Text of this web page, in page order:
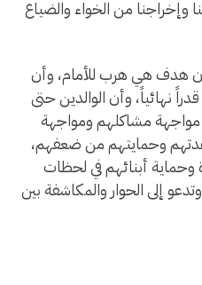
وإخراجنا من الخواء والضياع
هدف هي هرب للأمام، وأن
نهائياً، وأن الوالدين حتى
مشاكلهم ومواجهة
وحمايتهم من ضعفهم،
أبنائهم في لحظات
إلى الحوار والمكاشفة بين